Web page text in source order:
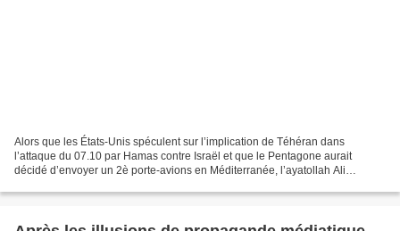
Alors que les États-Unis spéculent sur l’implication de Téhéran dans
l’attaque du 07.10 par Hamas contre Israël et que le Pentagone aurait
décidé d’envoyer un 2è porte-avions en Méditerranée, l’ayatollah Ali